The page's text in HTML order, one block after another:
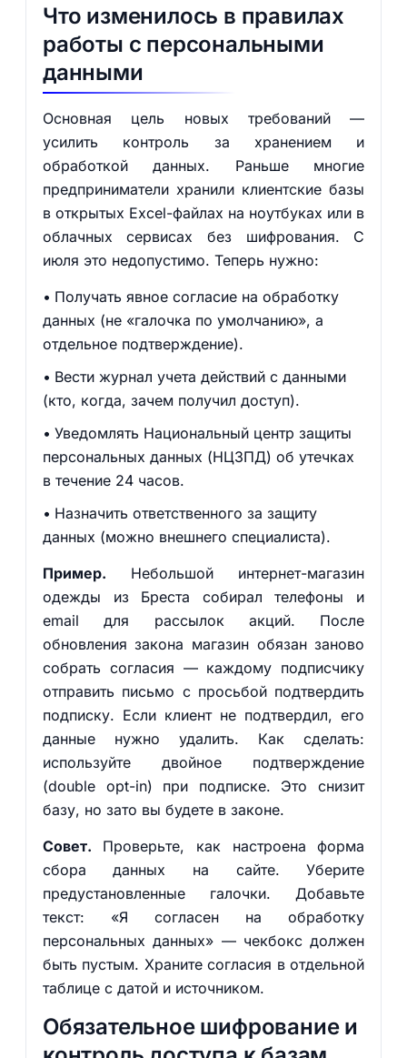
Что изменилось в правилах
работы с персональными
данными
Основная цель новых требований —
усилить контроль за хранением и
обработкой данных. Раньше многие
предприниматели хранили клиентские базы
в открытых Excel-файлах на ноутбуках или в
облачных сервисах без шифрования. С
июля это недопустимо. Теперь нужно:
Получать явное согласие на обработку
данных (не «галочка по умолчанию», а
отдельное подтверждение).
Вести журнал учета действий с данными
(кто, когда, зачем получил доступ).
Уведомлять Национальный центр защиты
персональных данных (НЦЗПД) об утечках
в течение 24 часов.
Назначить ответственного за защиту
данных (можно внешнего специалиста).
Пример. Небольшой интернет-магазин
одежды из Бреста собирал телефоны и
email для рассылок акций. После
обновления закона магазин обязан заново
собрать согласия — каждому подписчику
отправить письмо с просьбой подтвердить
подписку. Если клиент не подтвердил, его
данные нужно удалить. Как сделать:
используйте двойное подтверждение
(double opt-in) при подписке. Это снизит
базу, но зато вы будете в законе.
Совет. Проверьте, как настроена форма
сбора данных на сайте. Уберите
предустановленные галочки. Добавьте
текст: «Я согласен на обработку
персональных данных» — чекбокс должен
быть пустым. Храните согласия в отдельной
таблице с датой и источником.
Обязательное шифрование и